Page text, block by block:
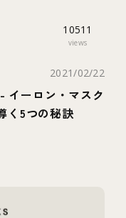
10511
views
2021/02/22
イーロン・マスク
く5つの秘訣